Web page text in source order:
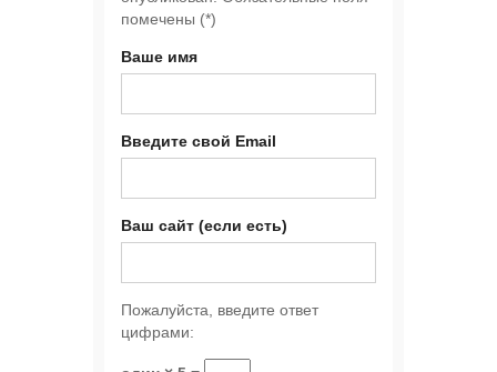
помечены (*)
Ваше имя
Введите свой Email
Ваш сайт (если есть)
Пожалуйста, введите ответ
цифрами: